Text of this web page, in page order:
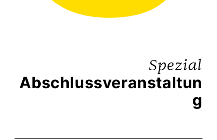
Spezial
Abschlussveranstaltun
g